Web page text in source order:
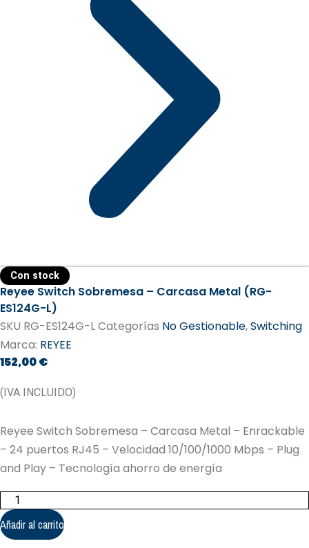
Con stock
Reyee Switch Sobremesa – Carcasa Metal (RG-
ES124G-L)
SKU RG-ES124G-LCategorías No Gestionable,Switching
Marca: REYEE
152,00€
(IVA INCLUIDO)
Reyee Switch Sobremesa – Carcasa Metal – Enrackable
– 24 puertos RJ45 – Velocidad 10/100/1000 Mbps – Plug
and Play – Tecnología ahorro de energía
Reyee
Switch
Sobremesa
-
Carcasa
Añadir al carrito